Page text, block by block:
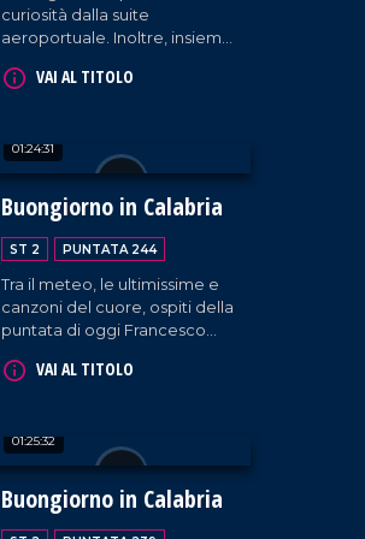
curiosità dalla suite
aeroportuale. Inoltre, insieme
Rende (consigliere comunale
Paolo Paviglianiti.
VAI AL TITOLO
01:24:31
Buongiorno in Calabria
ST 2 PUNTATA 244
Tra il meteo, le ultimissime e
canzoni del cuore, ospiti della
puntata di oggi Francesco
consiglio comunale di Rende)
Giò.
VAI AL TITOLO
01:25:32
Buongiorno in Calabria